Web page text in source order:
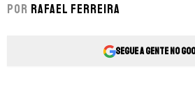
Por Rafael Ferreira
Segue a gente no